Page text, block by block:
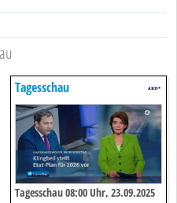
Tagesschau
Tagesschau 08:00 Uhr, 23.09.2025